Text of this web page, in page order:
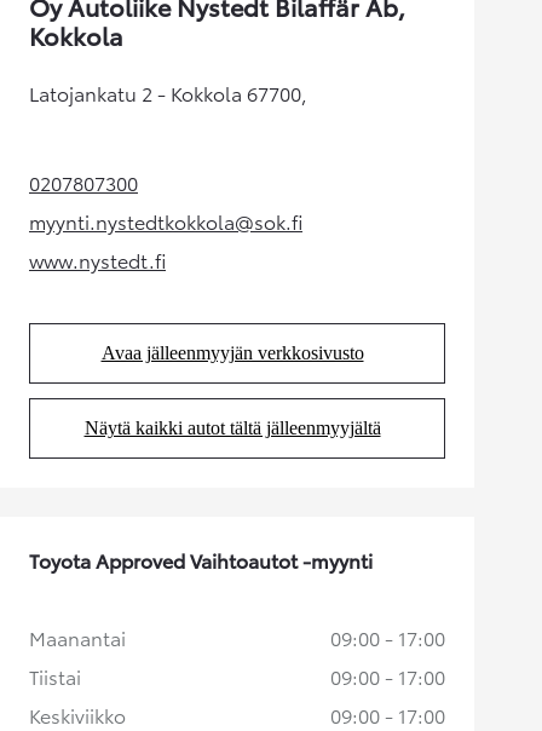
Kokkola
Latojankatu 2 - Kokkola 67700,
0207807300(Aukeaa uudessa välilehdessä)
myynti.nystedtkokkola@sok.fi(Aukeaa uudessa välilehdessä)
www.nystedt.fi(Aukeaa uudessa välilehdessä)
Avaa jälleenmyyjän verkkosivusto
(Aukeaa uudessa välilehdessä)
Näytä kaikki autot tältä jälleenmyyjältä
(Aukeaa uudessa välilehdessä)
Toyota Approved Vaihtoautot -myynti
Maanantai
09:00 - 17:00
Tiistai
09:00 - 17:00
Keskiviikko
09:00 - 17:00